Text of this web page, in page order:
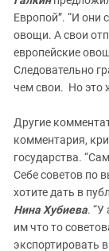
Европой”. “И они
овощи. А свои
европейские
Следовательно
чем свои. Но это
Другие
комментария,
государства.
Себе советов по
хотите дать в
Нина Хубиева.
им что то
экспортировать